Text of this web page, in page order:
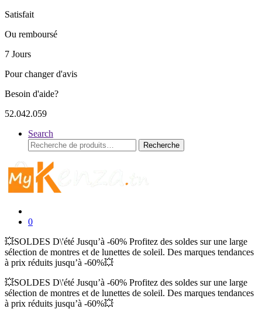
Satisfait
Ou remboursé
7 Jours
Pour changer d'avis
Besoin d'aide?
52.042.059
Search
Recherche
pour :
Recherche
0
💥SOLDES D\'été Jusqu’à -60% Profitez des soldes sur une large
sélection de montres et de lunettes de soleil. Des marques tendances
à prix réduits jusqu’à -60%💥
💥SOLDES D\'été Jusqu’à -60% Profitez des soldes sur une large
sélection de montres et de lunettes de soleil. Des marques tendances
à prix réduits jusqu’à -60%💥